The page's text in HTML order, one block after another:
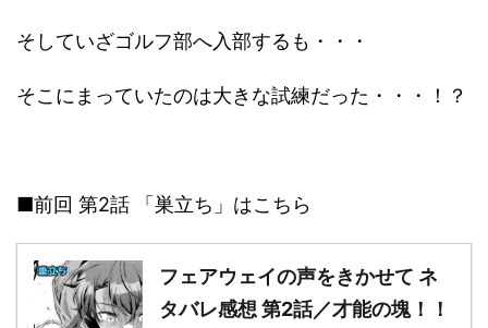
そしていざゴルフ部へ入部するも・・・
そこにまっていたのは大きな試練だった・・・！？
■前回 第2話 「巣立ち」はこちら
フェアウェイの声をきかせて ネ
タバレ感想 第2話／才能の塊！！